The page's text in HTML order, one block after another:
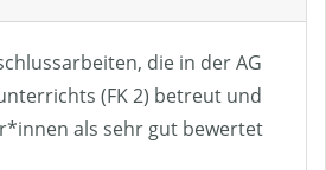
die in der AG
(FK 2) betreut und
als sehr gut bewertet